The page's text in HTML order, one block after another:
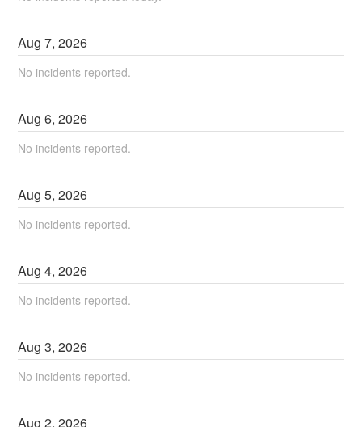
Aug7,2026
No incidents reported.
Aug6,2026
No incidents reported.
Aug5,2026
No incidents reported.
Aug4,2026
No incidents reported.
Aug3,2026
No incidents reported.
Aug2,2026